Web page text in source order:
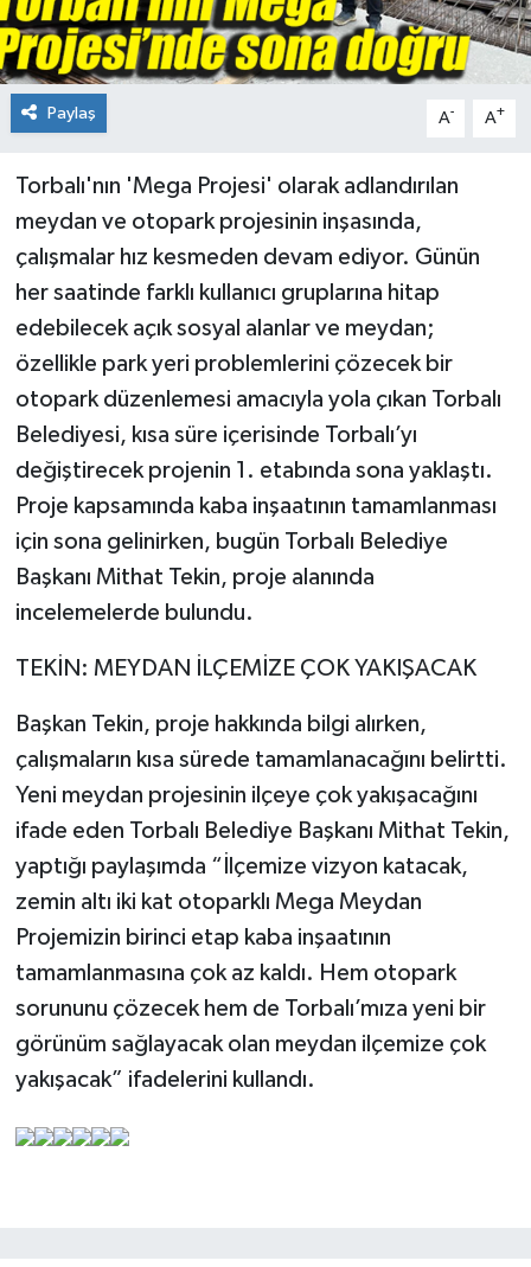
Paylaş A- A+
Torbalı'nın 'Mega Projesi' olarak adlandırılan
meydan ve otopark projesinin inşasında,
çalışmalar hız kesmeden devam ediyor. Günün
her saatinde farklı kullanıcı gruplarına hitap
edebilecek açık sosyal alanlar ve meydan;
özellikle park yeri problemlerini çözecek bir
otopark düzenlemesi amacıyla yola çıkan Torbalı
Belediyesi, kısa süre içerisinde Torbalı’yı
değiştirecek projenin 1. etabında sona yaklaştı.
Proje kapsamında kaba inşaatının tamamlanması
için sona gelinirken, bugün Torbalı Belediye
Başkanı Mithat Tekin, proje alanında
incelemelerde bulundu.
TEKİN: MEYDAN İLÇEMİZE ÇOK YAKIŞACAK
Başkan Tekin, proje hakkında bilgi alırken,
çalışmaların kısa sürede tamamlanacağını belirtti.
Yeni meydan projesinin ilçeye çok yakışacağını
ifade eden Torbalı Belediye Başkanı Mithat Tekin,
yaptığı paylaşımda “İlçemize vizyon katacak,
zemin altı iki kat otoparklı Mega Meydan
Projemizin birinci etap kaba inşaatının
tamamlanmasına çok az kaldı. Hem otopark
sorununu çözecek hem de Torbalı’mıza yeni bir
görünüm sağlayacak olan meydan ilçemize çok
yakışacak” ifadelerini kullandı.